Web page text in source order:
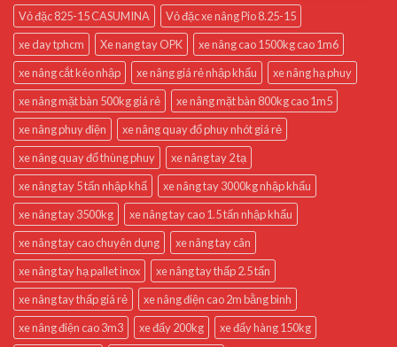
Vỏ đặc 825-15 CASUMINA
Vỏ đặc xe nâng Pio 8.25-15
xe day tphcm
Xe nang tay OPK
xe nâng cao 1500kg cao 1m6
xe nâng cắt kéo nhập
xe nâng giá rẻ nhập khẩu
xe nâng hạ phuy
xe nâng mặt bàn 500kg giá rẻ
xe nâng mặt bàn 800kg cao 1m5
xe nâng phuy điện
xe nâng quay đổ phuy nhót giá rẻ
xe nâng quay đổ thùng phuy
xe nâng tay 2 tạ
xe nâng tay 5 tấn nhập khẩ
xe nâng tay 3000kg nhập khẩu
xe nâng tay 3500kg
xe nâng tay cao 1.5 tấn nhập khẩu
xe nâng tay cao chuyên dụng
xe nâng tay cân
xe nâng tay hạ pallet inox
xe nâng tay thấp 2.5 tấn
xe nâng tay thấp giá rẻ
xe nâng điện cao 2m bằng bình
xe nâng điện cao 3m3
xe đẩy 200kg
xe đẩy hàng 150kg